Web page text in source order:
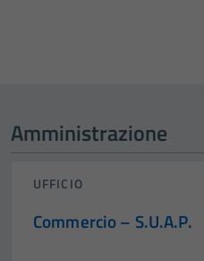
Amministrazione
UFFICIO
Commercio – S.U.A.P.